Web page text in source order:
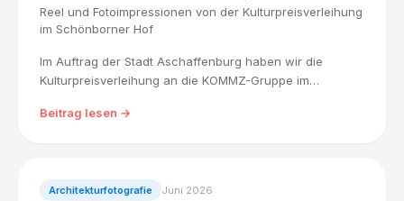
Reel und Fotoimpressionen von der Kulturpreisverleihung
im Schönborner Hof
Im Auftrag der Stadt Aschaffenburg haben wir die
Kulturpreisverleihung an die KOMMZ-Gruppe im
begleitet: Ausstellung, Musikbühne und die
Beitrag lesen →
Architekturfotografie Juni 2026